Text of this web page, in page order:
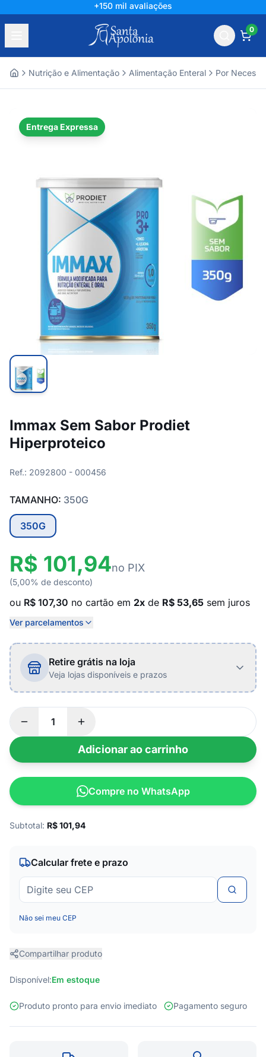
+150 mil avaliações
0
Nutrição e Alimentação Alimentação Enteral Por
Entrega Expressa
Immax Sem Sabor Prodiet
Hiperproteico
Ref.: 2092800 - 000456
TAMANHO: 350G
350G
R$ 101,94no PIX
(5,00% de desconto)
ou R$ 107,30 no cartão em 2x de R$ 53,65 sem juros
Ver parcelamentos
Retire grátis na loja
Veja lojas disponíveis e prazos
Adicionar ao carrinho
Compre no WhatsApp
Subtotal: R$101,94
Calcular frete e prazo
Não sei meu CEP
Compartilhar produto
Disponível:Em estoque
Produto pronto para envio imediato Pagamento seguro